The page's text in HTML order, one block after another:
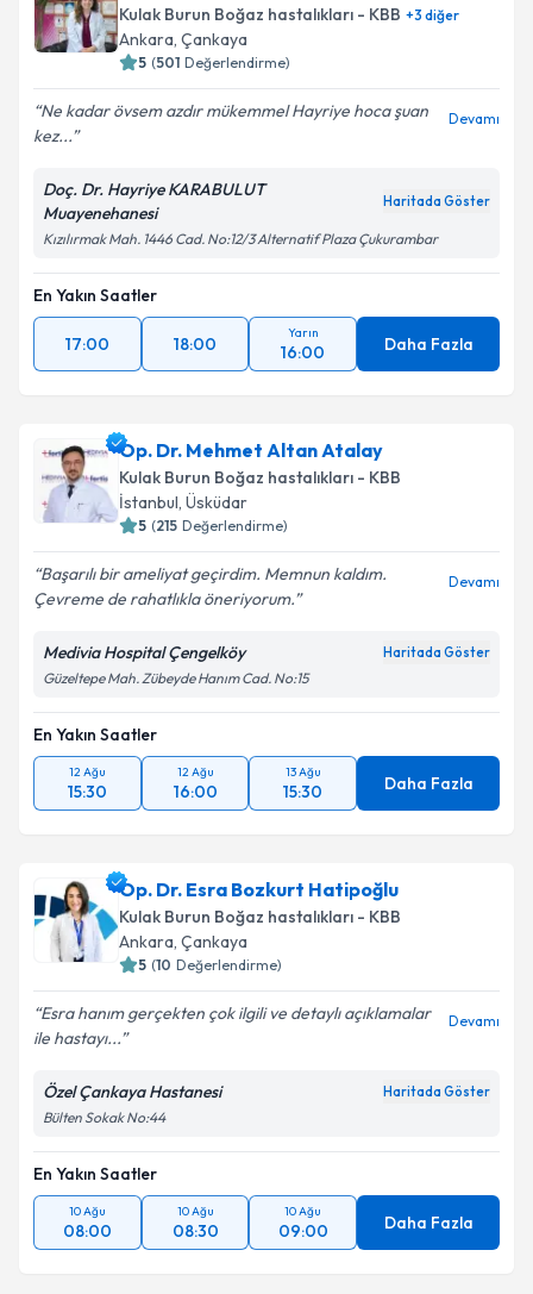
Kulak Burun Boğaz hastalıkları - KBB +3 diğer
Ankara, Çankaya
5 (501 Değerlendirme)
Ne kadar övsem azdır mükemmel Hayriye hoca şuan
kez...
Devamı
Doç. Dr. Hayriye KARABULUT
Muayenehanesi
Haritada Göster
Kızılırmak Mah. 1446 Cad. No:12/3 Alternatif Plaza Çukurambar
En Yakın Saatler
17:00 18:00
Yarın
16:00 Daha Fazla
Op. Dr. Mehmet Altan Atalay
Kulak Burun Boğaz hastalıkları - KBB
İstanbul, Üsküdar
5 (215 Değerlendirme)
Başarılı bir ameliyat geçirdim. Memnun kaldım.
Çevreme de rahatlıkla öneriyorum.
Devamı
Medivia Hospital Çengelköy Haritada Göster
Güzeltepe Mah. Zübeyde Hanım Cad. No:15
En Yakın Saatler
12 Ağu
15:30
12 Ağu
16:00
13 Ağu
15:30 Daha Fazla
Op. Dr. Esra Bozkurt Hatipoğlu
Kulak Burun Boğaz hastalıkları - KBB
Ankara, Çankaya
5 (10 Değerlendirme)
Esra hanım gerçekten çok ilgili ve detaylı açıklamalar
ile hastayı...
Devamı
Özel Çankaya Hastanesi Haritada Göster
Bülten Sokak No:44
En Yakın Saatler
10 Ağu
08:00
10 Ağu
08:30
10 Ağu
09:00 Daha Fazla